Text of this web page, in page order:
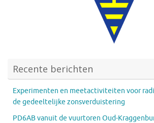
Recente berichten
Experimenten en meetactiviteiten voor
de gedeeltelijke zonsverduistering
PD6AB vanuit de vuurtoren Oud-